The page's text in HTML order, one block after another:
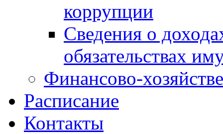
коррупции
Сведения о
обязательствах
Финансово-
Расписание
Контакты